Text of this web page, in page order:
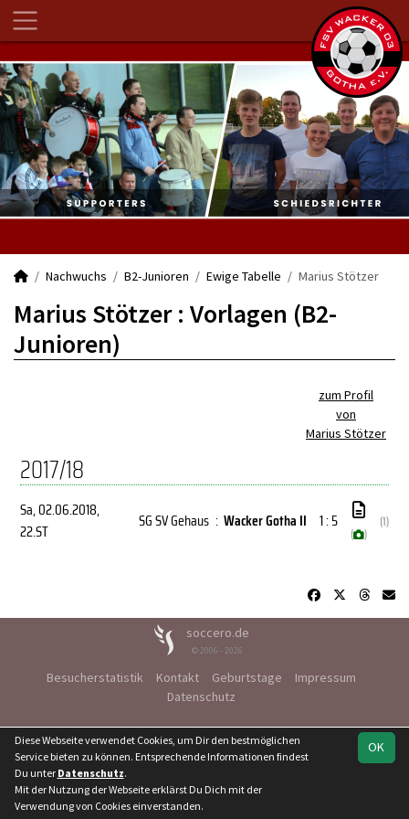
Nachwuchs B2-Junioren Ewige Tabelle Marius Stötzer
Marius Stötzer : Vorlagen (B2-
Junioren)
zum Profil
von
Marius Stötzer
2017/18
Sa, 02.06.2018,
22.ST
SG SV Gehaus : Wacker Gotha II 1 : 5
( )
(1)
soccero.de
© 2006 - 2026
Besucherstatistik Kontakt Geburtstage
Impressum
Datenschutz
OK
Diese Webseite verwendet Cookies, um Dir den bestmöglichen
Service bieten zu können. Entsprechende Informationen findest
Du unter Datenschutz.
Mit der Nutzung der Webseite erklärst Du Dich mit der
Verwendung von Cookies einverstanden.